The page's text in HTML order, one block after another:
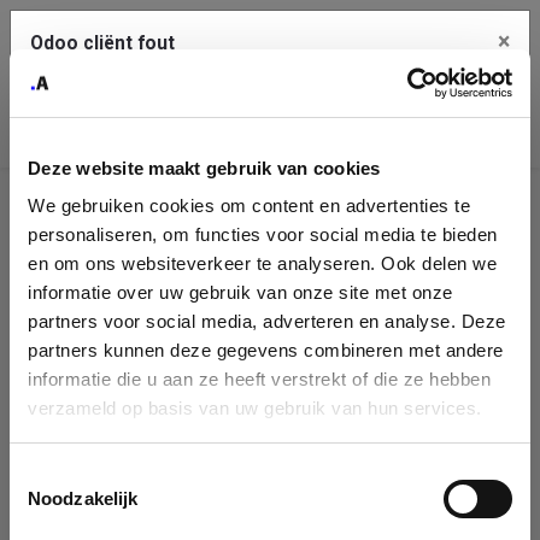
Deze website maakt gebruik van cookies
We gebruiken cookies om content en advertenties te
personaliseren, om functies voor social media te bieden
en om ons websiteverkeer te analyseren. Ook delen we
informatie over uw gebruik van onze site met onze
partners voor social media, adverteren en analyse. Deze
partners kunnen deze gegevens combineren met andere
informatie die u aan ze heeft verstrekt of die ze hebben
verzameld op basis van uw gebruik van hun services.
Noodzakelijk
Identificatie
onderneming
Please fill in your company details
You can search a company in our database by name, VAT or
enterprise ID. When a company is selected it will auto-complete the
form. If you don't find your company in our database, you can create
Odoo cliënt fout ×
klembord
Je dient de kopieer knop te gebruiken om de fout te melden
aan support.
Bekijk details